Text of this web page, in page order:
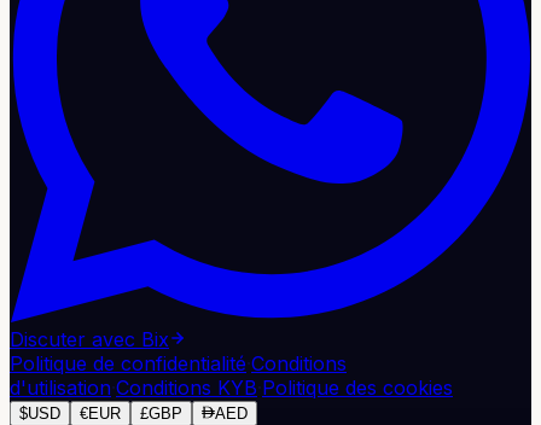
Discuter avec Bix
Politique de confidentialité·Conditions
d'utilisation·Conditions KYB·Politique des cookies
$USD €EUR £GBP AED